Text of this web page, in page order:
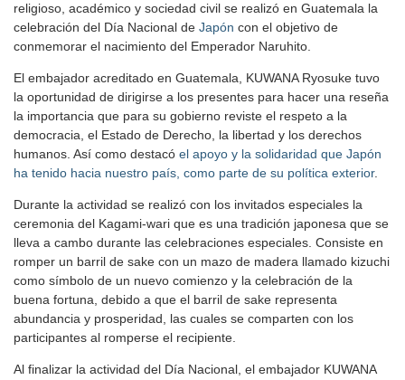
religioso, académico y sociedad civil se realizó en Guatemala la
celebración del Día Nacional de Japón con el objetivo de
conmemorar el nacimiento del Emperador Naruhito.
El embajador acreditado en Guatemala, KUWANA Ryosuke tuvo
la oportunidad de dirigirse a los presentes para hacer una reseña
la importancia que para su gobierno reviste el respeto a la
democracia, el Estado de Derecho, la libertad y los derechos
humanos. Así como destacó el apoyo y la solidaridad que Japón
ha tenido hacia nuestro país, como parte de su política exterior.
Durante la actividad se realizó con los invitados especiales la
ceremonia del Kagami-wari que es una tradición japonesa que se
lleva a cambo durante las celebraciones especiales. Consiste en
romper un barril de sake con un mazo de madera llamado kizuchi
como símbolo de un nuevo comienzo y la celebración de la
buena fortuna, debido a que el barril de sake representa
abundancia y prosperidad, las cuales se comparten con los
participantes al romperse el recipiente.
Al finalizar la actividad del Día Nacional, el embajador KUWANA